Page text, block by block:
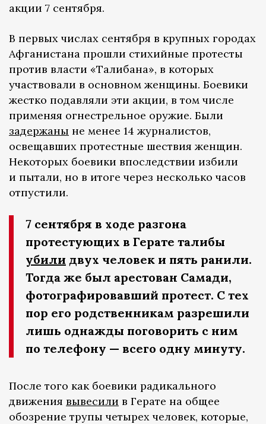
акции 7 сентября.
В первых числах сентября в крупных городах
Афганистана прошли стихийные протесты
против власти «Талибана», в которых
участвовали в основном женщины. Боевики
жестко подавляли эти акции, в том числе
применяя огнестрельное оружие. Были
задержаны не менее 14 журналистов,
освещавших протестные шествия женщин.
Некоторых боевики впоследствии избили
и пытали, но в итоге через несколько часов
отпустили.
7 сентября в ходе разгона
протестующих в Герате талибы
убили двух человек и пять ранили.
Тогда же был арестован Самади,
фотографировавший протест. С тех
пор его родственникам разрешили
лишь однажды поговорить с ним
по телефону — всего одну минуту.
После того как боевики радикального
движения вывесили в Герате на общее
обозрение трупы четырех человек, которые,